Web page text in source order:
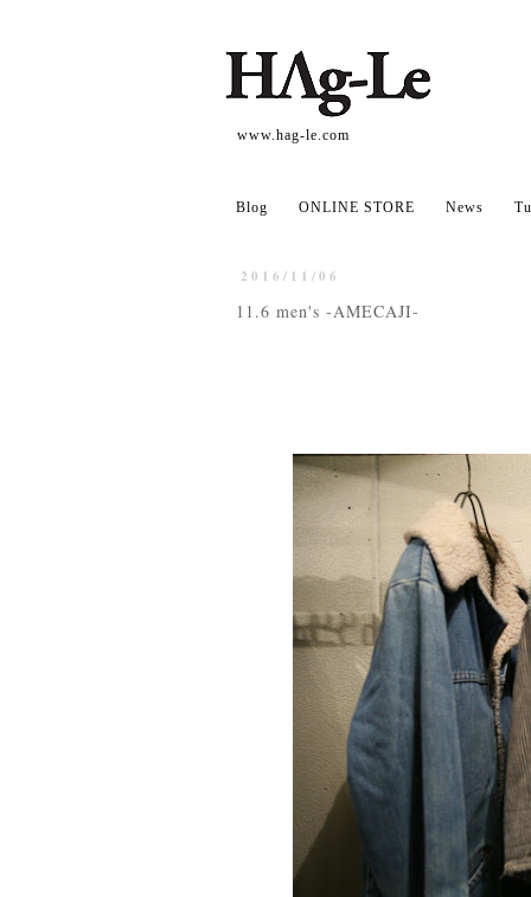
www.hag-le.com
Blog ONLINE STORE News
2016/11/06
11.6 men's -AMECAJI-